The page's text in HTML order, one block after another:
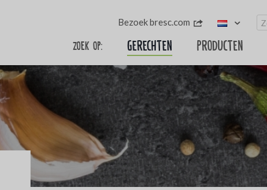
Bezoek bresc.com
Zoek op: Gerechten Producten